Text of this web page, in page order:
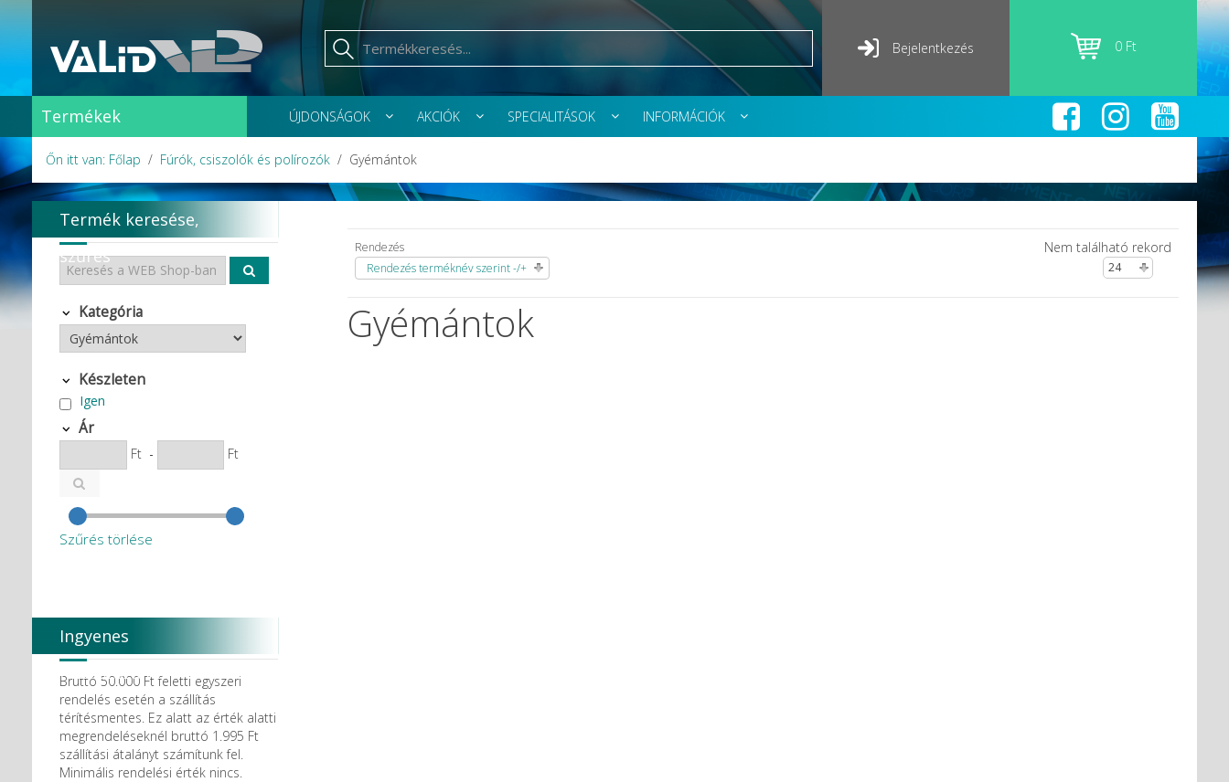
Bejelentkezés 0 Ft
Termékek ÚJDONSÁGOK AKCIÓK SPECIALITÁSOK INFORMÁCIÓK
Őn itt van: Főlap Fúrók, csiszolók és polírozók Gyémántok
Rendezés
Rendezés terméknév szerint -/+
Nem található rekord
Gyémántok
Termék keresése,
szűrés
Kategória
Készleten
Igen
Ár
Ft - Ft
Szűrés törlése
Ingyenes
házhozszállítás
Bruttó 50.000 Ft feletti egyszeri
rendelés esetén a szállítás
térítésmentes. Ez alatt az érték alatti
megrendeléseknél bruttó 1.995 Ft
szállítási átalányt számítunk fel.
Minimális rendelési érték nincs.